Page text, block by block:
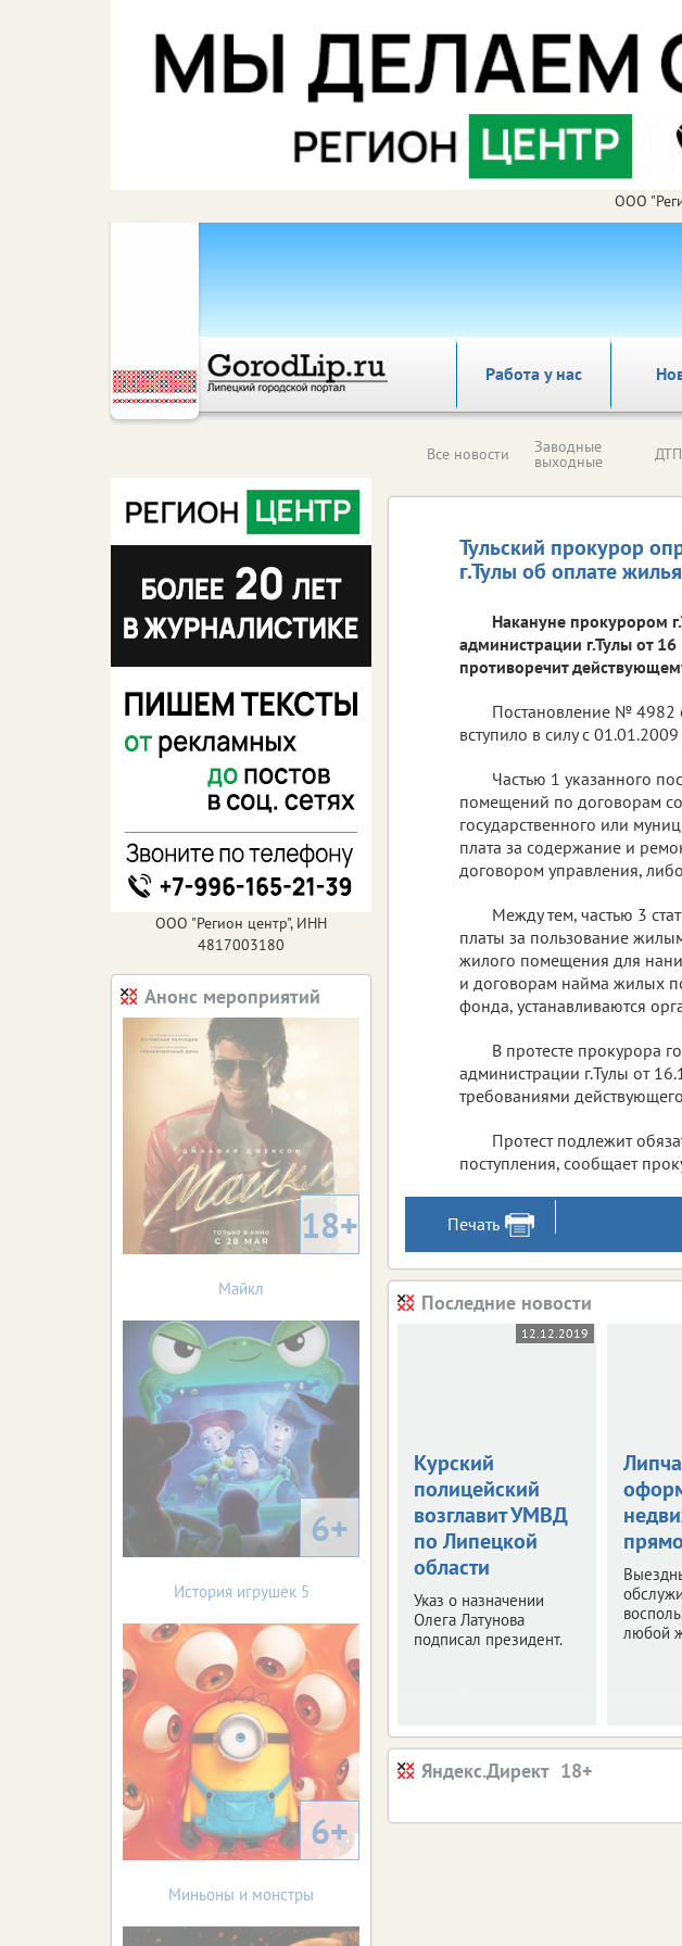
ООО
Работа у нас
Все новости Заводные
выходные ДТП
Тульский прокурор
г.Тулы об оплате жилья
Накануне прокурором
администрации г.Тулы от
противоречит
Постановление № 4982
вступило в силу с 01.01.2009
Частью 1 указанного
помещений по договорам
государственного или
плата за содержание и
договором управления,
Между тем, частью 3
платы за пользование
жилого помещения для
и договорам найма жилых
фонда, устанавливаются
В протесте прокурора
администрации г.Тулы от
требованиями
Протест подлежит
поступления, сообщает
Печать
Последние новости
12.12.2019
Курский
полицейский
возглавит УМВД
по Липецкой
области
Указ о назначении
Олега Латунова
подписал президент.
любой
Яндекс.Директ
ООО "Регион центр", ИНН
4817003180
Анонс мероприятий
18+
Майкл
6+
История игрушек 5
6+
Миньоны и монстры